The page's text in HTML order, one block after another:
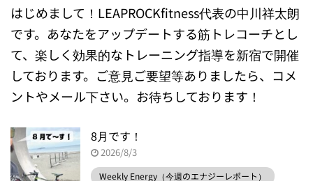
はじめまして！LEAPROCKfitness代表の中川祥太朗
です。あなたをアップデートする筋トレコーチとし
て、楽しく効果的なトレーニング指導を新宿で開催
しております。ご意見ご要望等ありましたら、コメ
ントやメール下さい。お待ちしております！
8月です！
2026/8/3
Weekly Energy（今週のエナジーレポート）